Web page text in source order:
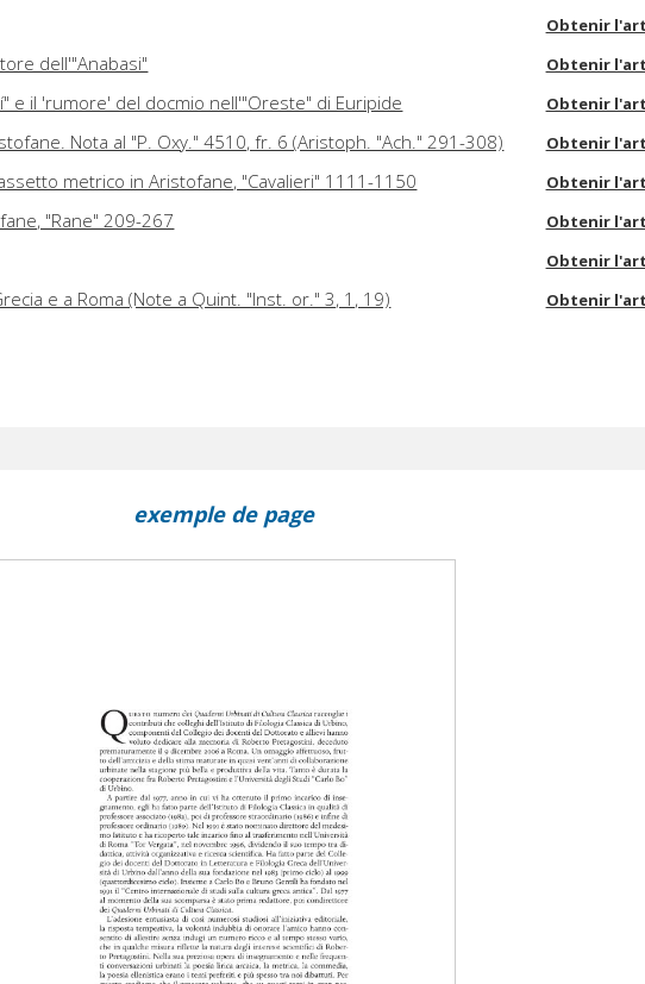
Obtenir
dell'"Anabasi" Obtenir
e il 'rumore' del docmio nell'"Oreste" di Euripide Obtenir
Nota al "P. Oxy." 4510, fr. 6 (Aristoph. "Ach." 291-308) Obtenir
metrico in Aristofane, "Cavalieri" 1111-1150 Obtenir
"Rane" 209-267 Obtenir
Obtenir
e a Roma (Note a Quint. "Inst. or." 3, 1, 19) Obtenir
al "Tirsi" teocriteo
exemple de page